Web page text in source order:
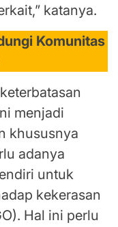
katanya.
Komunitas
menjadi
khususnya
adanya
untuk
kekerasan
Hal ini perlu